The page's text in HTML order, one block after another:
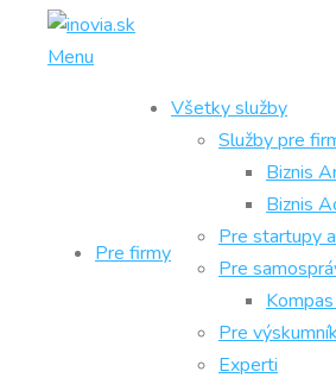
Prejsť
Menu
Pre firmy
Všetky služby
Služby pre
Biznis
Biznis
Pre startupy
Pre
Pre
Experti